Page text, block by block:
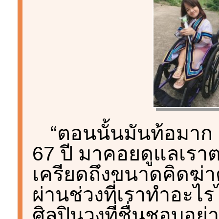
“ตอนนั้นมันท้อมา
67 ปี มาคอยดูแลเรา
เครียดถึงขนาดคิดฆ่
ผ่านช่วงที่เราทำอะไ